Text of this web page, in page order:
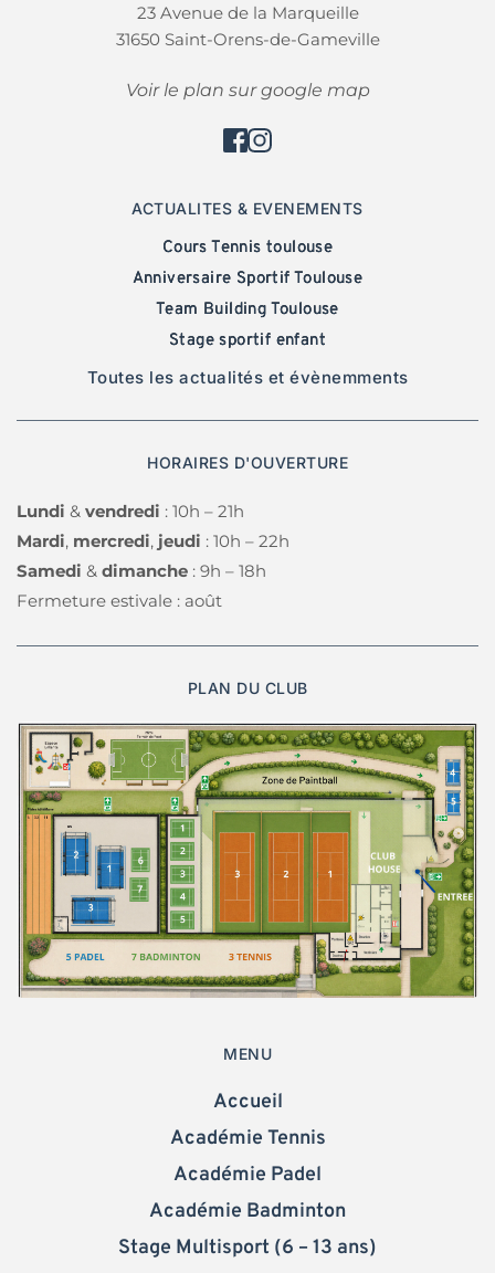
MENU
Accueil
Académie Tennis
Académie Padel
Académie Badminton
Stage Multisport (6 – 13 ans)
ACTUALITES & EVENEMENTS
Cours Tennis toulouse
Anniversaire Sportif Toulouse
Team Building Toulouse
Stage sportif enfant
Toutes les actualités et évènemments
HORAIRES D'OUVERTURE
Lundi & vendredi : 10h – 21h
Mardi, mercredi, jeudi : 10h – 22h
Samedi & dimanche : 9h – 18h
Fermeture estivale : août
PLAN DU CLUB
23 Avenue de la Marqueille
31650 Saint-Orens-de-Gameville
Voir le plan sur google map